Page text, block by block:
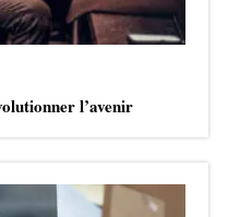
l’avenir